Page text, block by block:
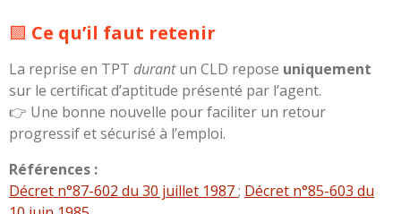
🟩 Ce qu’il faut retenir
La reprise en TPT durantun CLD repose uniquement
sur le certificat d’aptitude présenté par l’agent.
👉 Une bonne nouvelle pour faciliter un retour
progressif et sécurisé à l’emploi.
Références :
Décret n°87-602 du 30 juillet 1987; Décret n°85-603 du